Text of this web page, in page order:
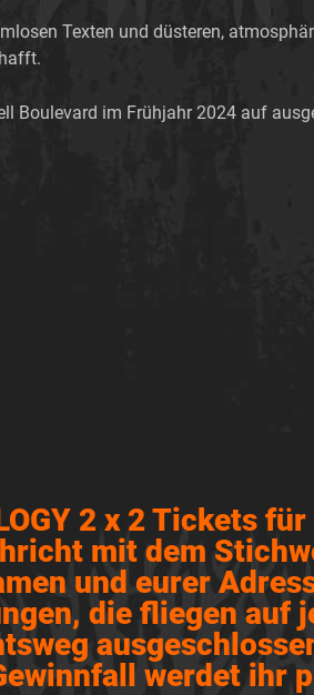
Texten und düsteren,
Boulevard im Frühjahr 2024 auf
2 x 2 Tickets
mit dem
und eurer
die fliegen auf
werdet ihr